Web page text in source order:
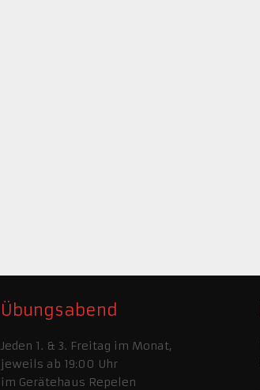
Übungsabend
Jeden 1. & 3. Freitag im Monat,
jeweils ab 19:00 Uhr
im Gerätehaus Repelen